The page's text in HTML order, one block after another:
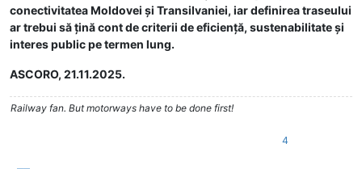
conectivitatea Moldovei și Transilvaniei, iar definirea traseului
ar trebui să țină cont de criterii de eficiență, sustenabilitate și
interes public pe termen lung.
ASCORO, 21.11.2025.
Railway fan. But motorways have to be done first!
4